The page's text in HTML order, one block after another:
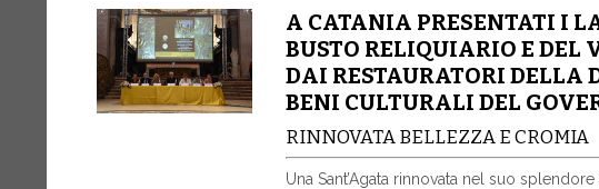
A CATANIA PRESENTATI I
BUSTO RELIQUIARIO E DEL
DAI RESTAURATORI DELLA
BENI CULTURALI DEL
RINNOVATA BELLEZZA E CROMIA
Una Sant’Agata rinnovata nel suo